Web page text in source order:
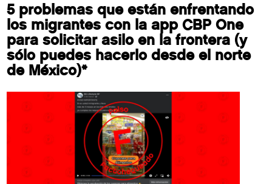
5 problemas que están enfrentando
los migrantes con la app CBP One
para solicitar asilo en la frontera (y
sólo puedes hacerlo desde el norte
de México)*